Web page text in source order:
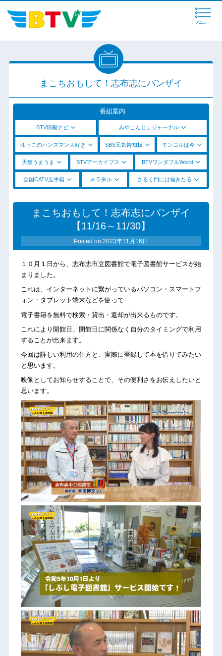
メニュー
まこちおもして！志布志にバンザイ
番組案内
BTV情報ナビ みやこんじょジャーナル
ゆっこのハンズマン大好き SBS元気告知板 モンゴルは今
天然うまうま BTVアーカイブス BTVワンダフルWorld
全国CATV玉手箱 未ラ来ル さるく門には福きたる
まこちおもして！志布志にバンザイ
【11/16～11/30】
Posted on 2023年11月16日
１０月１日から、志布志市立図書館で電子図書館サービスが始
まりました。
これは、インターネットに繋がっているパソコン・スマートフ
ォン・タブレット端末などを使って
電子書籍を無料で検索・貸出・返却が出来るものです。
これにより開館日、閉館日に関係なく自分のタイミングで利用
することが出来ます。
今回は詳しい利用の仕方と、実際に登録して本を借りてみたい
と思います。
映像としてお知らせすることで、その便利さをお伝えしたいと
思います。